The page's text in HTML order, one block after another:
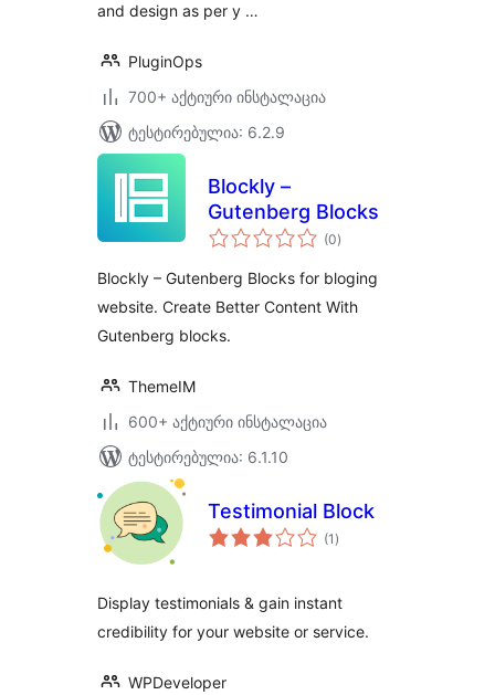
and design as per y …
PluginOps
700+ აქტიური ინსტალაცია
ტესტირებულია: 6.2.9
Blockly –
Gutenberg Blocks
(0საერთო
რეიტინგი
)
Blockly – Gutenberg Blocks for bloging
website. Create Better Content With
Gutenberg blocks.
ThemeIM
600+ აქტიური ინსტალაცია
ტესტირებულია: 6.1.10
Testimonial Block
(1 საერთო
რეიტინგი
)
Display testimonials & gain instant
credibility for your website or service.
WPDeveloper